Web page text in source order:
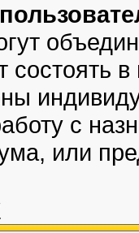
состоять
с
или